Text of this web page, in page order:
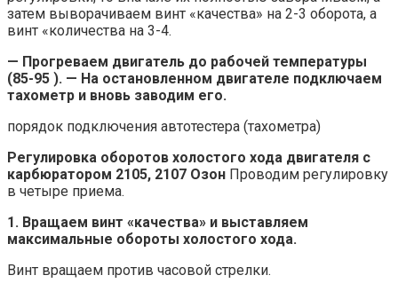
затем выворачиваем винт «качества» на 2-3 оборота, а
винт «количества на 3-4.
— Прогреваем двигатель до рабочей температуры
(85-95 ). — На остановленном двигателе подключаем
тахометр и вновь заводим его.
порядок подключения автотестера (тахометра)
Регулировка оборотов холостого хода двигателя с
карбюратором 2105, 2107 Озон Проводим регулировку
в четыре приема.
1. Вращаем винт «качества» и выставляем
максимальные обороты холостого хода.
Винт вращаем против часовой стрелки.